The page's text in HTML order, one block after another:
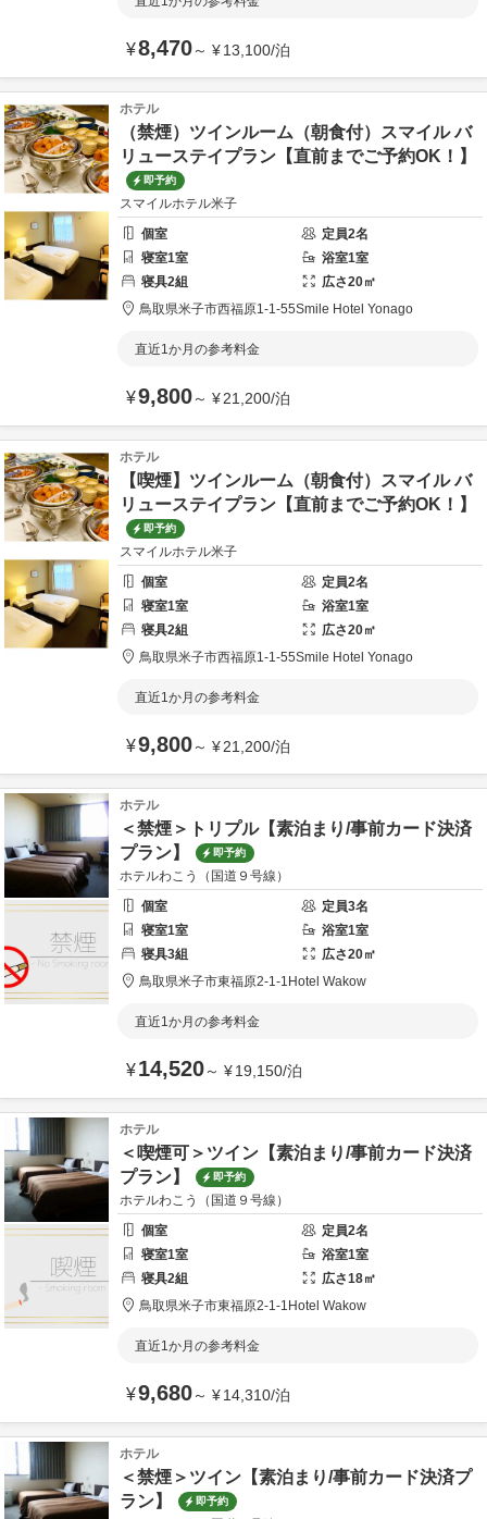
¥8,470～ ¥13,100/泊
ホテル
（禁煙）ツインルーム（朝食付）スマイル バ
リューステイプラン【直前までご予約OK！】
即予約
スマイルホテル米子
個室
定員2名
寝室1室 浴室1室
寝具2組 広さ20㎡
鳥取県米子市西福原1-1-55Smile Hotel Yonago
直近1か月の参考料金
¥9,800～ ¥21,200/泊
ホテル
【喫煙】ツインルーム（朝食付）スマイル バ
リューステイプラン【直前までご予約OK！】
即予約
スマイルホテル米子
個室
定員2名
寝室1室 浴室1室
寝具2組 広さ20㎡
鳥取県米子市西福原1-1-55Smile Hotel Yonago
直近1か月の参考料金
¥9,800～ ¥21,200/泊
ホテル
＜禁煙＞トリプル【素泊まり/事前カード決済
プラン】
即予約
ホテルわこう（国道９号線）
個室
定員3名
寝室1室 浴室1室
寝具3組 広さ20㎡
鳥取県米子市東福原2-1-1 Hotel Wakow
直近1か月の参考料金
¥14,520～ ¥19,150/泊
ホテル
＜喫煙可＞ツイン【素泊まり/事前カード決済
プラン】
即予約
ホテルわこう（国道９号線）
個室
定員2名
寝室1室 浴室1室
寝具2組 広さ18㎡
鳥取県米子市東福原2-1-1 Hotel Wakow
直近1か月の参考料金
¥9,680～ ¥14,310/泊
ホテル
＜禁煙＞ツイン【素泊まり/事前カード決済プ
ラン】
即予約